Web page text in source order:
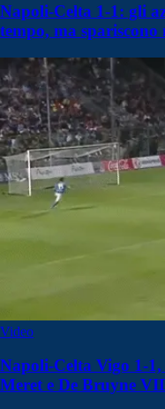
Napoli-Celta 1-1: gli
tempo, ma spariscono
Video
Napoli-Celta Vigo 1-
Meret e De Bruyne